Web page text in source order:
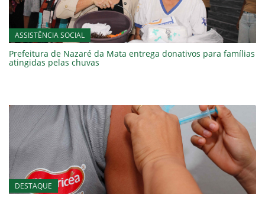
ASSISTÊNCIA SOCIAL
Prefeitura de Nazaré da Mata entrega donativos para famílias
atingidas pelas chuvas
DESTAQUE